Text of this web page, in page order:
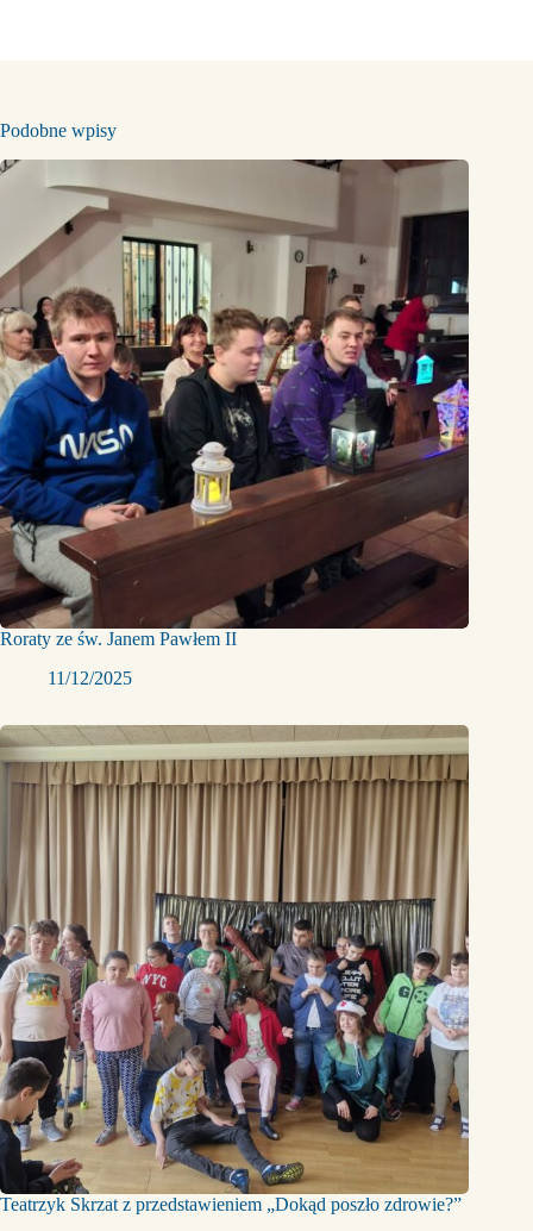
Podobne wpisy
Roraty ze św. Janem Pawłem II
11/12/2025
Teatrzyk Skrzat z przedstawieniem „Dokąd poszło zdrowie?”